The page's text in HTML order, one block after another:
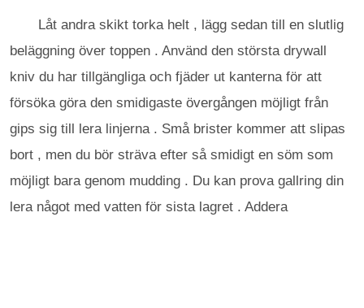
Låt andra skikt torka helt , lägg sedan till en slutlig
beläggning över toppen . Använd den största drywall
kniv du har tillgängliga och fjäder ut kanterna för att
försöka göra den smidigaste övergången möjligt från
gips sig till lera linjerna . Små brister kommer att slipas
bort , men du bör sträva efter så smidigt en söm som
möjligt bara genom mudding . Du kan prova gallring din
lera något med vatten för sista lagret . Addera